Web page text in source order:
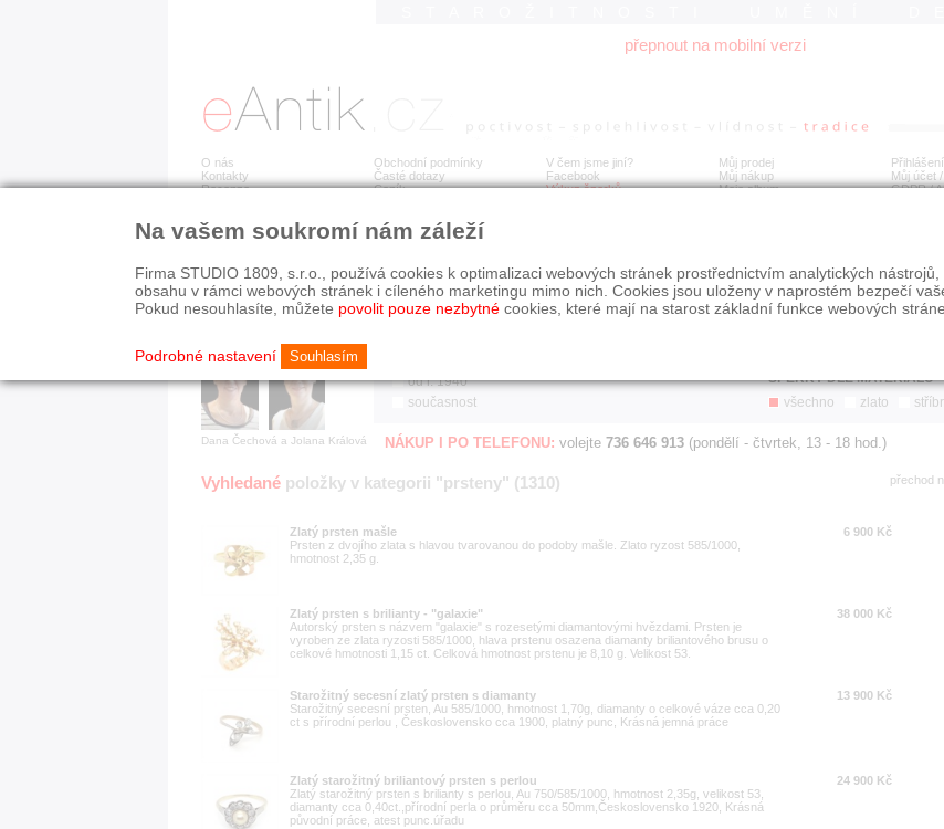
přepnout na mobilní verzi
O nás
Kontakty
Recenze
Obchodní podmínky
Časté dotazy
Ceník
V čem jsme jiní?
Facebook
Výkup šperků
Můj prodej
Můj nákup
Moje album
Přihlášení
Můj účet
GDPR/
Jsme prověřená firma
Zákazníci u nás oceňují:
■ odborné zázemí
■ bezpečné prostředí
Dana Čechová a Jolana Králová
RYCHLÉ HLEDÁNÍ
HISTORICKÉ OBDOBÍ
všechno
před r. 1800
od r. 1940
současnost
STÁŘÍ NABÍDKY
všechno
jen poslední den
ŘAZENÍ
nejnovější napřed
podle cen sestupně
ŠPERKY DLE MATERIÁLU
všechno
zlato
NÁKUP I PO TELEFONU: volejte 736 646 913 (pondělí - čtvrtek, 13 - 18 hod.)
Vyhledané položky v kategorii "prsteny" (1310) přechod
Zlatý prsten mašle
Prsten z dvojího zlata s hlavou tvarovanou do podoby mašle. Zlato ryzost 585/1000,
hmotnost 2,35 g.
6 900 Kč
Zlatý prsten s brilianty - "galaxie"
Autorský prsten s názvem "galaxie" s rozesetými diamantovými hvězdami. Prsten je
vyroben ze zlata ryzosti 585/1000, hlava prstenu osazena diamanty briliantového brusu o
celkové hmotnosti 1,15 ct. Celková hmotnost prstenu je 8,10 g. Velikost 53.
38 000 Kč
Starožitný secesní zlatý prsten s diamanty
Starožitný secesní prsten, Au 585/1000, hmotnost 1,70g, diamanty o celkové váze cca 0,20
ct s přírodní perlou , Československo cca 1900, platný punc, Krásná jemná práce
13 900 Kč
Zlatý starožitný briliantový prsten s perlou
Zlatý starožitný prsten s brilianty s perlou, Au 750/585/1000, hmotnost 2,35g, velikost 53,
diamanty cca 0,40ct.,přírodní perla o průměru cca 50mm,Československo 1920, Krásná
původní práce, atest punc.úřadu
24 900 Kč
Na vašem soukromí nám záleží
Firma STUDIO 1809, s.r.o., používá cookies k optimalizaci webových stránek prostřednictvím analytických
obsahu v rámci webových stránek i cíleného marketingu mimo nich. Cookies jsou uloženy v naprostém bezpečí
Pokud nesouhlasíte, můžete povolit pouze nezbytné cookies, které mají na starost základní funkce webových
Podrobné nastavení Souhlasím